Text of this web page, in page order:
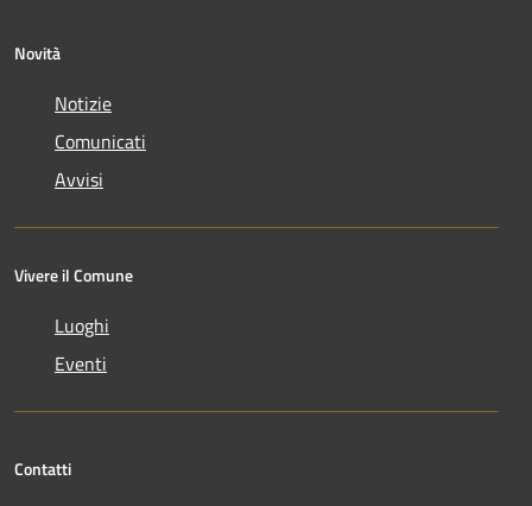
Novità
Notizie
Comunicati
Avvisi
Vivere il Comune
Luoghi
Eventi
Contatti